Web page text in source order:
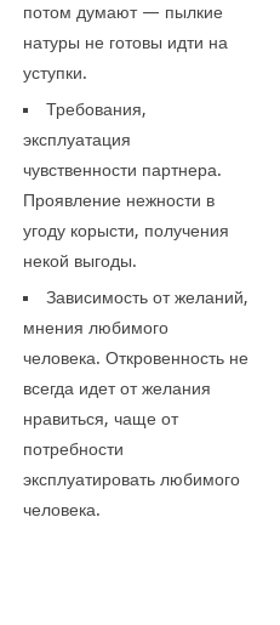
потом думают — пылкие
натуры не готовы идти на
уступки.
Требования,
эксплуатация
чувственности партнера.
Проявление нежности в
угоду корысти, получения
некой выгоды.
Зависимость от желаний,
мнения любимого
человека. Откровенность не
всегда идет от желания
нравиться, чаще от
потребности
эксплуатировать любимого
человека.